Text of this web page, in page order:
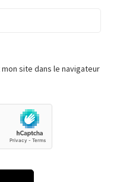
site dans le navigateur